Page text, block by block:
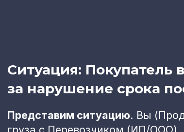
Ситуация: Покупатель
за нарушение срока
Представим ситуацию. Вы
груза с Перевозчиком (ИП/ООО),